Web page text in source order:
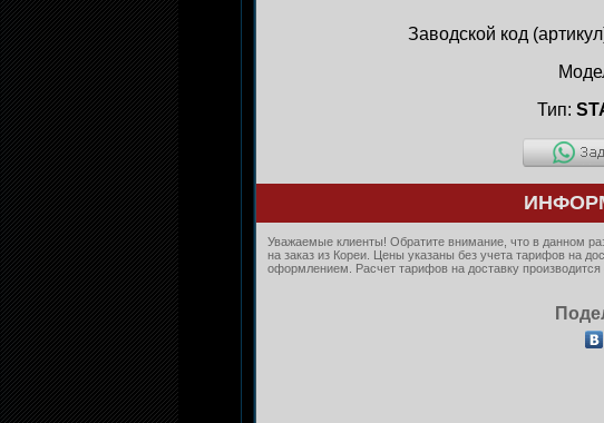
Заводской код
Тип:
Уважаемые клиенты! Обратите внимание, что в данном
на заказ из Кореи. Цены указаны без учета тарифов на
оформлением. Расчет тарифов на доставку производится